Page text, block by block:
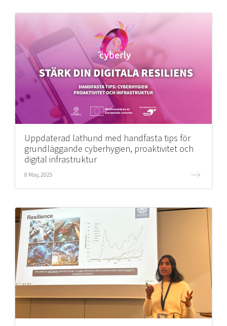
Uppdaterad lathund med handfasta tips för
grundläggande cyberhygien, proaktivitet och
digital infrastruktur
8 May, 2025